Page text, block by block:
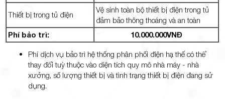
Thiết bị trong tủ điện
Vệ sinh toàn bộ thiết bị điện trong tủ
đảm bảo thông thoáng và an toàn
Phí bảo trì:
10.000.000VNĐ
Phí dịch vụ bảo trì hệ thống phân phối điện hạ thế có thể
thay đổi tuỳ thuộc vào diện tích quy mô nhà máy - nhà
xưởng, số lượng thiết bị và tình trạng thiết bị điện đang sử
dụng.